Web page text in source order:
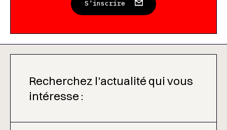
S'inscrire
Recherchez l'actualité qui vous
intéresse :